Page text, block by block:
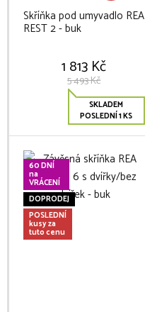
Skříňka pod umyvadlo REA
REST 2 - buk
1 813 Kč
5 493 Kč
SKLADEM
POSLEDNÍ 1 KS
60 DNÍ
na
VRÁCENÍ
DOPRODEJ
POSLEDNÍ
kusy za
tuto cenu